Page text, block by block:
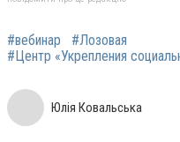
#вебинар
#Лозовая
#Центр «Укрепления
Юлія Ковальська